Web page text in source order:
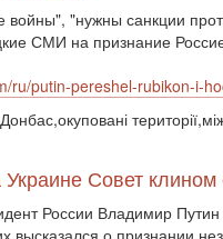
войны", "нужны санкции
СМИ на признание
ru/putin-pereshel-rubikon-i-
Совет
России Владимир
высказался о признании